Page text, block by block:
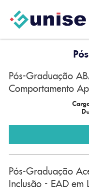
Pós-Graduação
Comportamento
Pós-Graduação
Inclusão - EAD em